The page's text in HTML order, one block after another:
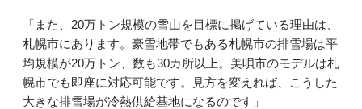
「また、20万トン規模の雪山を目標に掲げている理由は、
札幌市にあります。豪雪地帯でもある札幌市の排雪場は平
均規模が20万トン、数も30カ所以上。美唄市のモデルは札
幌市でも即座に対応可能です。見方を変えれば、こうした
大きな排雪場が冷熱供給基地になるのです」